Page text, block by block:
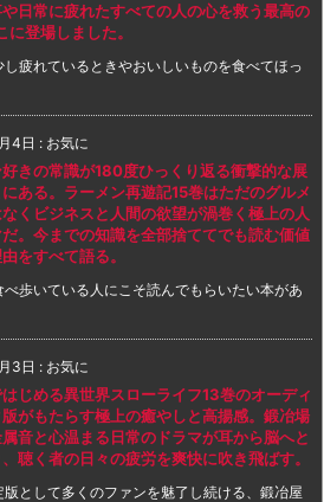
日常に疲れたすべての人の心を救う最高の
に登場しました。
疲れているときやおいしいものを食べてほっ
4日 : お気に
きの常識が180度ひっくり返る衝撃的な展
ある。ラーメン再遊記15巻はただのグルメ
くビジネスと人間の欲望が渦巻く極上の人
。今までの知識を全部捨ててでも読む価値
をすべて語る。
歩いている人にこそ読んでもらいたい本があ
3日 : お気に
じめる異世界スローライフ13巻のオーディ
がもたらす極上の癒やしと高揚感。鍛冶場
音と心温まる日常のドラマが耳から脳へと
聴く者の日々の疲労を爽快に吹き飛ばす。
として多くのファンを魅了し続ける、鍛冶屋